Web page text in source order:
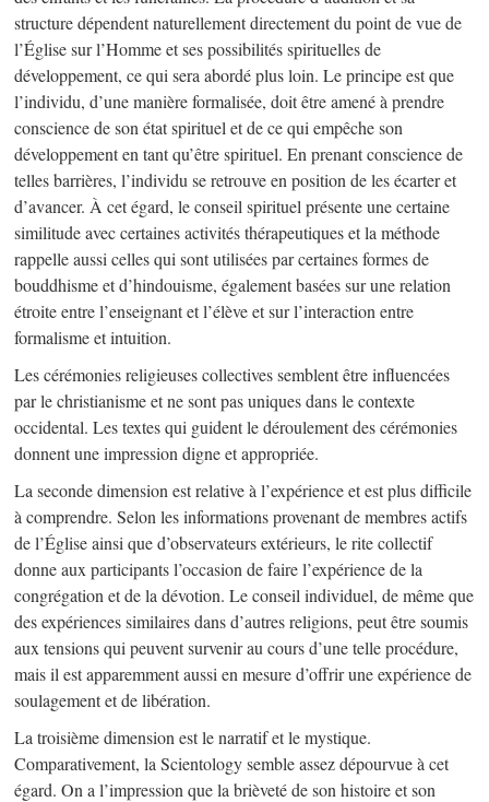
structure dépendent naturellement directement du point de vue de
l’Église sur l’Homme et ses possibilités spirituelles de
développement, ce qui sera abordé plus loin. Le principe est que
l’individu, d’une manière formalisée, doit être amené à prendre
conscience de son état spirituel et de ce qui empêche son
développement en tant qu’être spirituel. En prenant conscience de
telles barrières, l’individu se retrouve en position de les écarter et
d’avancer. À cet égard, le conseil spirituel présente une certaine
similitude avec certaines activités thérapeutiques et la méthode
rappelle aussi celles qui sont utilisées par certaines formes de
bouddhisme et d’hindouisme, également basées sur une relation
étroite entre l’enseignant et l’élève et sur l’interaction entre
formalisme et intuition.
Les cérémonies religieuses collectives semblent être influencées
par le christianisme et ne sont pas uniques dans le contexte
occidental. Les textes qui guident le déroulement des cérémonies
donnent une impression digne et appropriée.
La seconde dimension est relative à l’expérience et est plus difficile
à comprendre. Selon les informations provenant de membres actifs
de l’Église ainsi que d’observateurs extérieurs, le rite collectif
donne aux participants l’occasion de faire l’expérience de la
congrégation et de la dévotion. Le conseil individuel, de même que
des expériences similaires dans d’autres religions, peut être soumis
aux tensions qui peuvent survenir au cours d’une telle procédure,
mais il est apparemment aussi en mesure d’offrir une expérience de
soulagement et de libération.
La troisième dimension est le narratif et le mystique.
Comparativement, la Scientology semble assez dépourvue à cet
égard. On a l’impression que la brièveté de son histoire et son